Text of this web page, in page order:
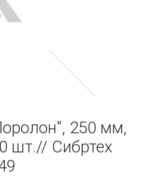
250 мм,
шт.// Сибртех